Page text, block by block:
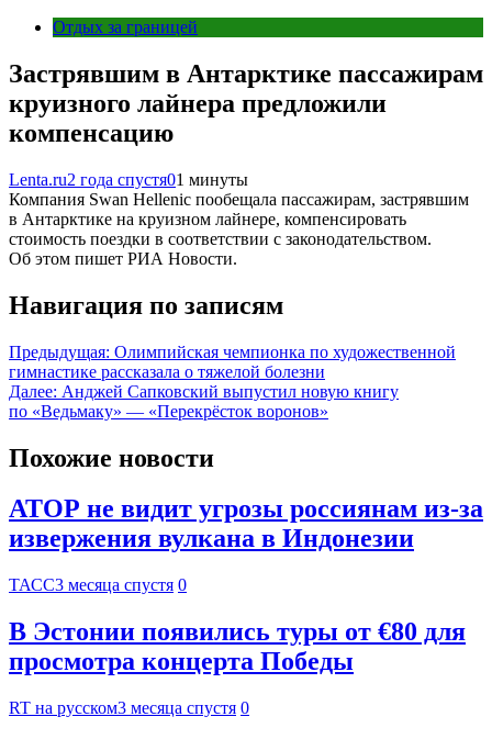
Отдых за границей
Застрявшим в Антарктике пассажирам
круизного лайнера предложили
компенсацию
Lenta.ru2 года спустя01 минуты
Компания Swan Hellenic пообещала пассажирам, застрявшим
в Антарктике на круизном лайнере, компенсировать
стоимость поездки в соответствии с законодательством.
Об этом пишет РИА Новости.
Навигация по записям
Предыдущая: Олимпийская чемпионка по художественной
гимнастике рассказала о тяжелой болезни
Далее: Анджей Сапковский выпустил новую книгу
по «Ведьмаку» — «Перекрёсток воронов»
Похожие новости
АТОР не видит угрозы россиянам из-за
извержения вулкана в Индонезии
ТАСС3 месяца спустя 0
В Эстонии появились туры от €80 для
просмотра концерта Победы
RT на русском3 месяца спустя 0